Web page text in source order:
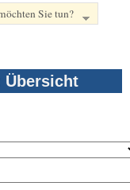
Sie tun?
Übersicht